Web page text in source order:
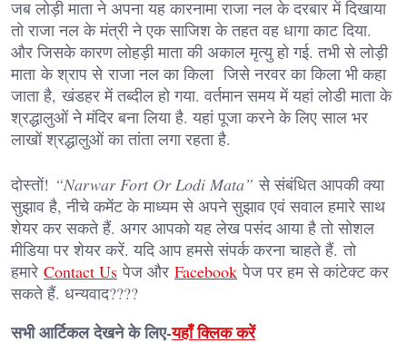
जब लोड़ी माता ने अपना यह कारनामा राजा नल के दरबार में दिखाया
तो राजा नल के मंत्री ने एक साजिश के तहत वह धागा काट दिया.
और जिसके कारण लोहड़ी माता की अकाल मृत्यु हो गई. तभी से लोड़ी
माता के श्राप से राजा नल का किला जिसे नरवर का किला भी कहा
जाता है, खंडहर में तब्दील हो गया. वर्तमान समय में यहां लोडी माता के
श्रद्धालुओं ने मंदिर बना लिया है. यहां पूजा करने के लिए साल भर
लाखों श्रद्धालुओं का तांता लगा रहता है.
दोस्तों! “Narwar Fort Or Lodi Mata” से संबंधित आपकी क्या
सुझाव है, नीचे कमेंट के माध्यम से अपने सुझाव एवं सवाल हमारे साथ
शेयर कर सकते हैं. अगर आपको यह लेख पसंद आया है तो सोशल
मीडिया पर शेयर करें. यदि आप हमसे संपर्क करना चाहते हैं. तो
हमारे Contact Us पेज और Facebook पेज पर हम से कांटेक्ट कर
सकते हैं. धन्यवाद????
सभी आर्टिकल देखने के लिए-यहाँ क्लिक करें